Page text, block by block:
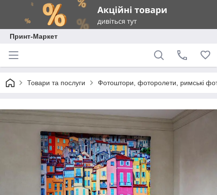
Принт-Маркет
Товари та послуги Фотоштори, фоторолети, римські